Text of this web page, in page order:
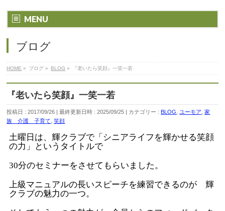
MENU
ブログ
HOME » ブログ » BLOG » 『老いたら笑顔』一笑一若
『老いたら笑顔』一笑一若
投稿日 : 2017/09/26 最終更新日時 : 2025/09/25 カテゴリー :BLOG ユーモア ,家
族 介護 子育て ,笑顔
土曜日は、輝クラブで「シニアライフを輝かせる笑顔
の力」というタイトルで
30分のセミナーをさせてもらいました。
上級マニュアルの長いスピーチを練習できるのが 輝
クラブの魅力の一つ。